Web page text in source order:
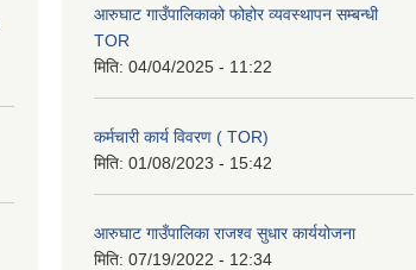
आरुघाट गाउँपालिकाको फोहोर व्यवस्थापन सम्बन्धी
TOR
मिति: 04/04/2025 - 11:22
कर्मचारी कार्य विवरण ( TOR)
मिति: 01/08/2023 - 15:42
आरुघाट गाउँपालिका राजश्व सुधार कार्ययोजना
मिति: 07/19/2022 - 12:34